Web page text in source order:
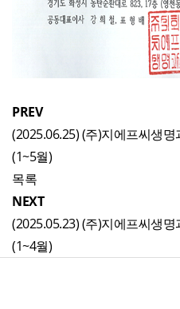
PREV
(2025.06.25) (주)지에프씨생
(1~5월)
목록
NEXT
(2025.05.23) (주)지에프씨생
(1~4월)